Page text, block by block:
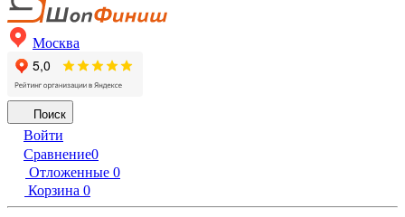
Москва
Поиск
Войти
Сравнение0
Отложенные 0
Корзина 0